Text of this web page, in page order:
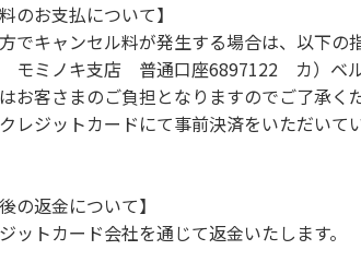
ンプ場での禁止事項】
（手持ちや打ち上げなど全て）。
への直火、デッキ上での焚き火、BBQ、キャ
ボールでの球技。（野球、キャッチボール
な音で音楽や楽器などを鳴らす行為。（ 但
みされたサイト以外のサイトの利用や共用
無く広告物の配布や掲示または物品の販売等
他 周りに迷惑となるような行為（夜間の大
のお支払について】
でキャンセル料が発生する場合は、以下の
モミノキ支店 普通口座6897122 カ）ベル
お客さまのご負担となりますのでご了承く
レジットカードにて事前決済をいただいて
の返金について】
ットカード会社を通じて返金いたします。